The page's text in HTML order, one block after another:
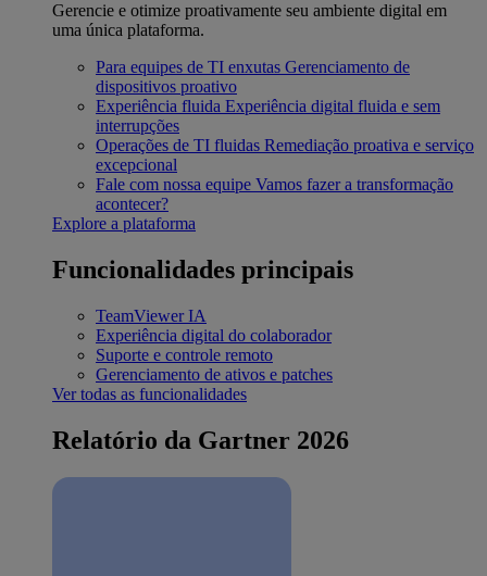
Gerencie e otimize proativamente seu ambiente digital em
uma única plataforma.
Para equipes de TI enxutas Gerenciamento de
dispositivos proativo
Experiência fluida Experiência digital fluida e sem
interrupções
Operações de TI fluidas Remediação proativa e serviço
excepcional
Fale com nossa equipe Vamos fazer a transformação
acontecer?
Explore a plataforma
Funcionalidades principais
TeamViewer IA
Experiência digital do colaborador
Suporte e controle remoto
Gerenciamento de ativos e patches
Ver todas as funcionalidades
Relatório da Gartner 2026